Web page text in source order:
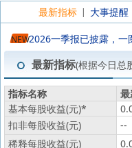
最新指标 | 大事提醒
NEW2026一季报已披露，一
最新指标(根据今日总
指标名称
基本每股收益(元)*
扣非每股收益(元)
--
稀释每股收益(元)